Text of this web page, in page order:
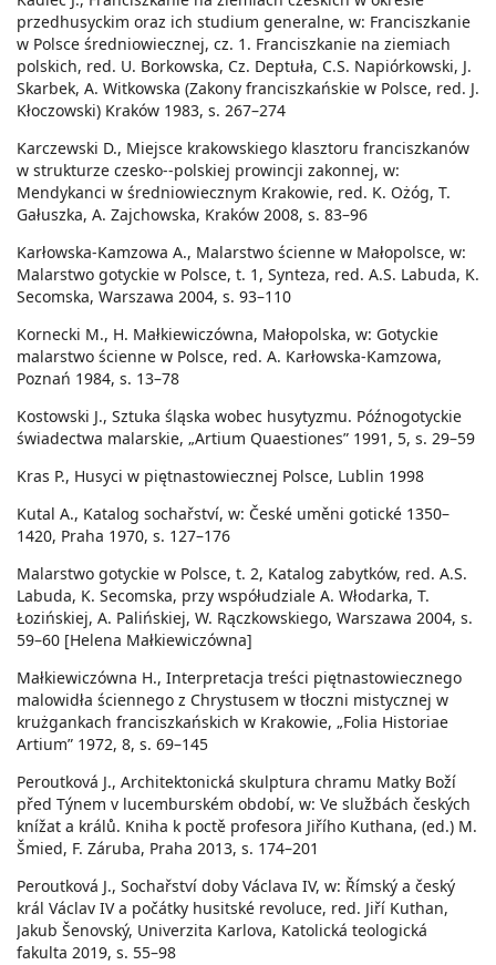
przedhusyckim oraz ich studium generalne, w: Franciszkanie
w Polsce średniowiecznej, cz. 1. Franciszkanie na ziemiach
polskich, red. U. Borkowska, Cz. Deptuła, C.S. Napiórkowski, J.
Skarbek, A. Witkowska (Zakony franciszkańskie w Polsce, red. J.
Kłoczowski) Kraków 1983, s. 267–274
Karczewski D., Miejsce krakowskiego klasztoru franciszkanów
w strukturze czesko--polskiej prowincji zakonnej, w:
Mendykanci w średniowiecznym Krakowie, red. K. Ożóg, T.
Gałuszka, A. Zajchowska, Kraków 2008, s. 83–96
Karłowska-Kamzowa A., Malarstwo ścienne w Małopolsce, w:
Malarstwo gotyckie w Polsce, t. 1, Synteza, red. A.S. Labuda, K.
Secomska, Warszawa 2004, s. 93–110
Kornecki M., H. Małkiewiczówna, Małopolska, w: Gotyckie
malarstwo ścienne w Polsce, red. A. Karłowska-Kamzowa,
Poznań 1984, s. 13–78
Kostowski J., Sztuka śląska wobec husytyzmu. Późnogotyckie
świadectwa malarskie, „Artium Quaestiones” 1991, 5, s. 29–59
Kras P., Husyci w piętnastowiecznej Polsce, Lublin 1998
Kutal A., Katalog sochařství, w: České uměni gotické 1350–
1420, Praha 1970, s. 127–176
Malarstwo gotyckie w Polsce, t. 2, Katalog zabytków, red. A.S.
Labuda, K. Secomska, przy współudziale A. Włodarka, T.
Łozińskiej, A. Palińskiej, W. Rączkowskiego, Warszawa 2004, s.
59–60 [Helena Małkiewiczówna]
Małkiewiczówna H., Interpretacja treści piętnastowiecznego
malowidła ściennego z Chrystusem w tłoczni mistycznej w
krużgankach franciszkańskich w Krakowie, „Folia Historiae
Artium” 1972, 8, s. 69–145
Peroutková J., Architektonická skulptura chramu Matky Boží
před Týnem v lucemburském období, w: Ve službách českých
knížat a králů. Kniha k poctě profesora Jiřího Kuthana, (ed.) M.
Šmied, F. Záruba, Praha 2013, s. 174–201
Peroutková J., Sochařství doby Václava IV, w: Římský a český
král Václav IV a počátky husitské revoluce, red. Jiří Kuthan,
Jakub Šenovský, Univerzita Karlova, Katolická teologická
fakulta 2019, s. 55–98